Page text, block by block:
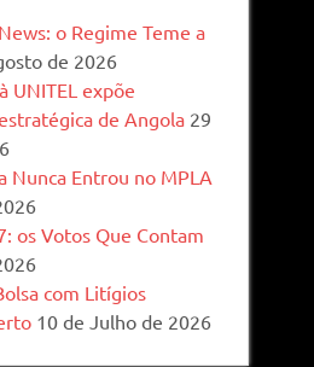
o Regime Teme a
de 2026
UNITEL expõe
de Angola 29
Nunca Entrou no MPLA
os Votos Que Contam
com Litígios
10 de Julho de 2026